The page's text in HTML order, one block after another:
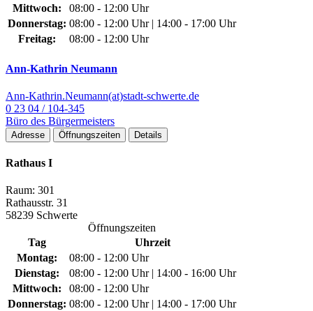
Mittwoch:
08:00 - 12:00 Uhr
Donnerstag: 08:00 - 12:00 Uhr | 14:00 - 17:00 Uhr
Freitag:
08:00 - 12:00 Uhr
Ann-Kathrin Neumann
Ann-Kathrin.Neumann(at)stadt-schwerte.de
0 23 04 / 104-345
Büro des Bürgermeisters
Adresse Öffnungszeiten Details
Rathaus I
Raum: 301
Rathausstr. 31
58239 Schwerte
Öffnungszeiten
Tag
Uhrzeit
Montag:
08:00 - 12:00 Uhr
Dienstag:
08:00 - 12:00 Uhr | 14:00 - 16:00 Uhr
Mittwoch:
08:00 - 12:00 Uhr
Donnerstag: 08:00 - 12:00 Uhr | 14:00 - 17:00 Uhr